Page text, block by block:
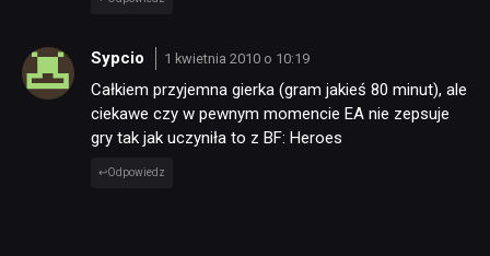
Sypcio 1 kwietnia 2010 o 10:19
Całkiem przyjemna gierka (gram jakieś 80 minut), ale
ciekawe czy w pewnym momencie EA nie zepsuje
gry tak jak uczyniła to z BF: Heroes
Odpowiedz